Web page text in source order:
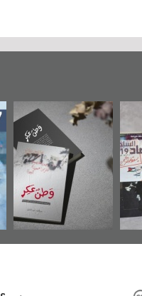
«وطن عكر» رواية
جديدة لمعتقل
عسكري تصدر عن
«مرآة البحرين»